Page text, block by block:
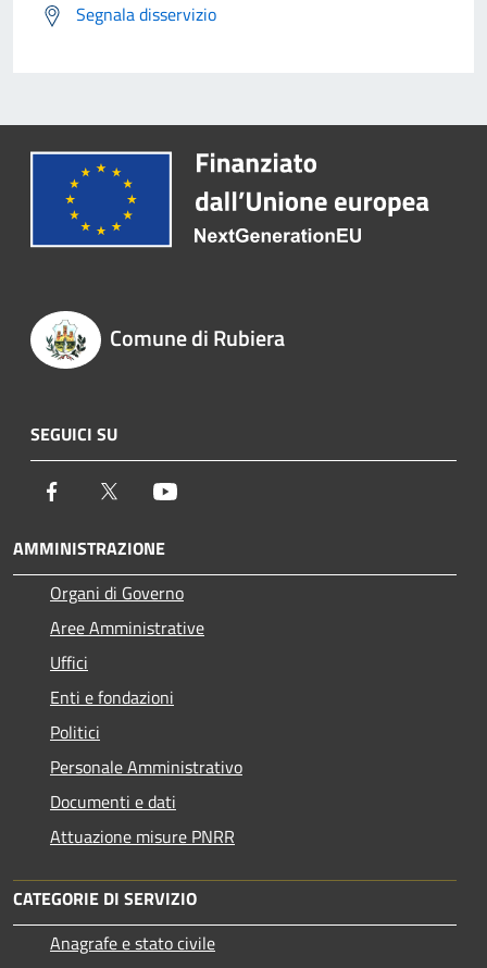
Segnala disservizio
Comune di Rubiera
SEGUICI SU
Facebook Twitter
AMMINISTRAZIONE
Organi di Governo
Aree Amministrative
Uffici
Enti e fondazioni
Politici
Personale Amministrativo
Documenti e dati
Attuazione misure PNRR
CATEGORIE DI SERVIZIO
Anagrafe e stato civile